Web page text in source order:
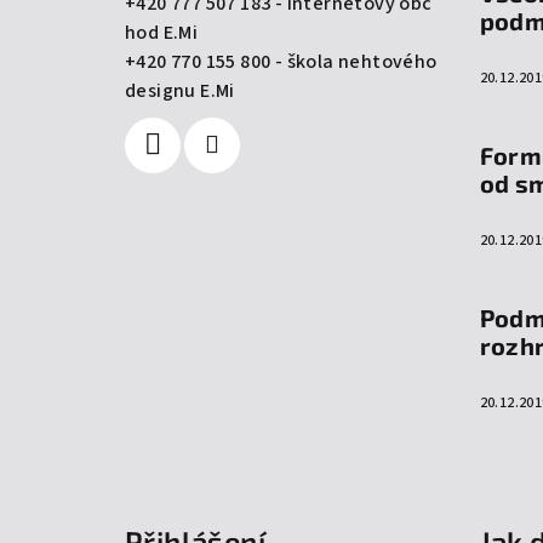
hod E.Mi
+420 770 155 800 - škola nehtového
designu E.Mi
od